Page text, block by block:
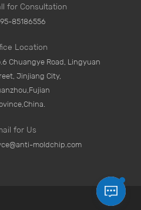
for Consultation
85186556
Location
Chuangye Road, Lingyuan
Jinjiang City,
for Us
moldchip.com